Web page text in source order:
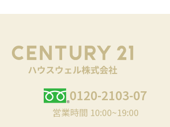
0120-2103-07
営業時間 10:00~19:00